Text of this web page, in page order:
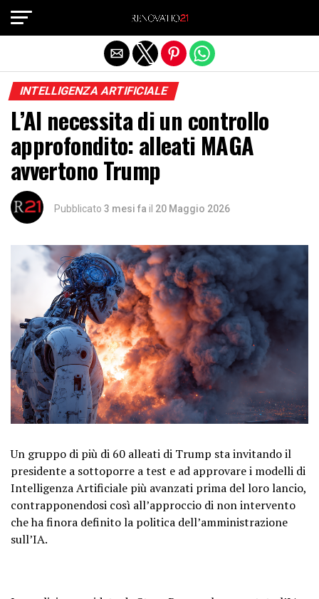
INTELLIGENZA ARTIFICIALE
L’AI necessita di un controllo
approfondito: alleati MAGA
avvertono Trump
Pubblicato 3 mesi fa il 20 Maggio 2026
Un gruppo di più di 60 alleati di Trump sta invitando il
presidente a sottoporre a test e ad approvare i modelli di
Intelligenza Artificiale più avanzati prima del loro lancio,
contrapponendosi così all’approccio di non intervento
che ha finora definito la politica dell’amministrazione
sull’IA.
Exit mobile version